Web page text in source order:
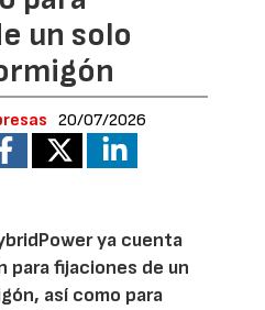
un solo
20/07/2026
ya cuenta
para fijaciones de un
así como para